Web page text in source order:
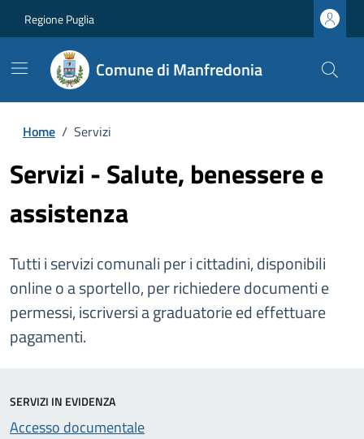
Regione Puglia
Comune di Manfredonia
Home / Servizi
Servizi - Salute, benessere e
assistenza
Tutti i servizi comunali per i cittadini, disponibili
online o a sportello, per richiedere documenti e
permessi, iscriversi a graduatorie ed effettuare
pagamenti.
SERVIZI IN EVIDENZA
Accesso documentale